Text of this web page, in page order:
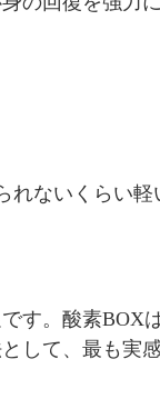
ないくらい
す。酸素BOX
して、最も実